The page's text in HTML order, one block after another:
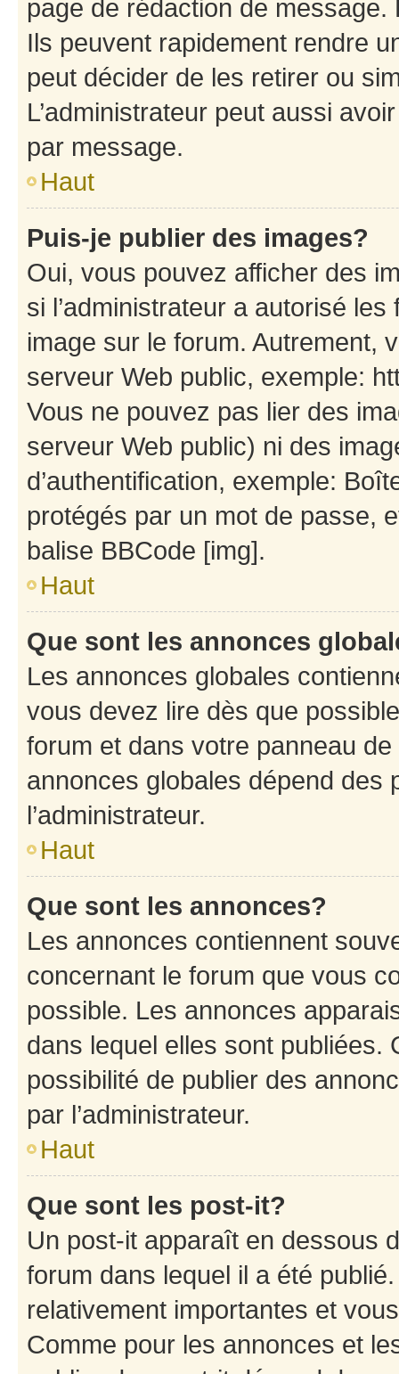
page de rédaction de
Ils peuvent rapidement rendre
peut décider de les retirer ou
L’administrateur peut aussi
par message.
Haut
Puis-je publier des images?
Oui, vous pouvez afficher des
si l’administrateur a autorisé
image sur le forum. Autrement,
serveur Web public, exemple:
Vous ne pouvez pas lier des
serveur Web public) ni des
d’authentification, exemple:
protégés par un mot de passe,
balise BBCode [img].
Haut
Que sont les annonces
Les annonces globales
vous devez lire dès que
forum et dans votre panneau
annonces globales dépend des
l’administrateur.
Haut
Que sont les annonces?
Les annonces contiennent
concernant le forum que vous
possible. Les annonces
dans lequel elles sont publiées.
possibilité de publier des
par l’administrateur.
Haut
Que sont les post-it?
Un post-it apparaît en dessous
forum dans lequel il a été
relativement importantes et
Comme pour les annonces et